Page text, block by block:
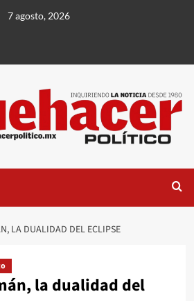
7 agosto, 2026
LA DUALIDAD DEL ECLIPSE
la dualidad del